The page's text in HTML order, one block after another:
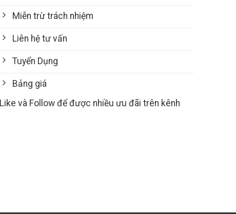
Miễn trừ trách nhiệm
Liên hệ tư vấn
Tuyển Dụng
Bảng giá
Like và Follow để được nhiều ưu đãi trên kênh